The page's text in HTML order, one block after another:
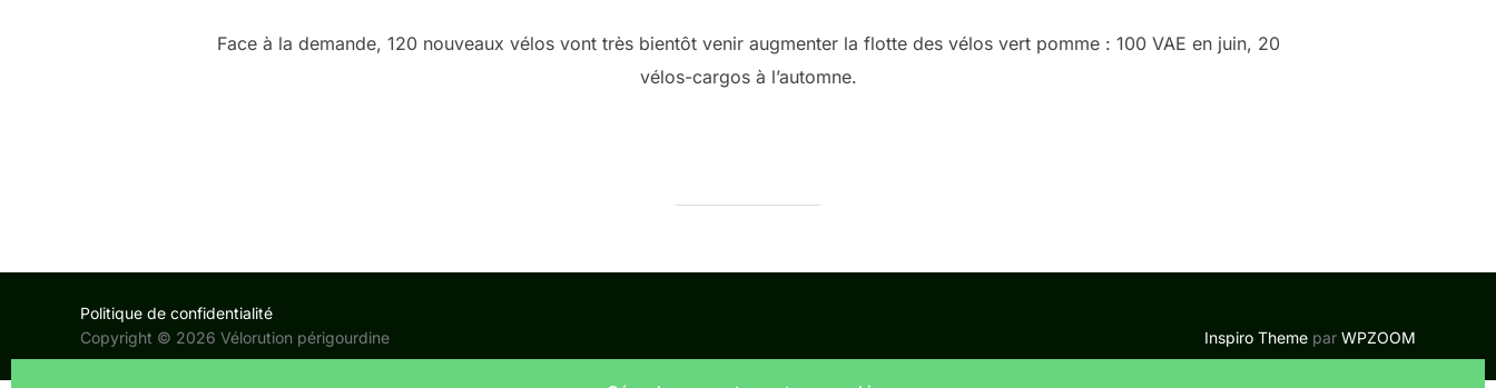
Face à la demande, 120 nouveaux vélos vont très bientôt venir augmenter la flotte des vélos vert pomme : 100 VAE en juin, 20
vélos-cargos à l’automne.
Politique de confidentialité
Copyright © 2026 Vélorution périgourdine
Inspiro Theme par WPZOOM